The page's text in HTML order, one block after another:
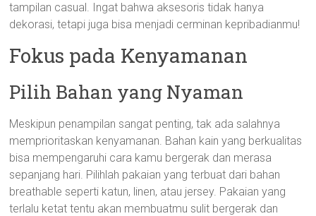
tampilan casual. Ingat bahwa aksesoris tidak hanya
dekorasi, tetapi juga bisa menjadi cerminan kepribadianmu!
Fokus pada Kenyamanan
Pilih Bahan yang Nyaman
Meskipun penampilan sangat penting, tak ada salahnya
memprioritaskan kenyamanan. Bahan kain yang berkualitas
bisa mempengaruhi cara kamu bergerak dan merasa
sepanjang hari. Pilihlah pakaian yang terbuat dari bahan
breathable seperti katun, linen, atau jersey. Pakaian yang
terlalu ketat tentu akan membuatmu sulit bergerak dan